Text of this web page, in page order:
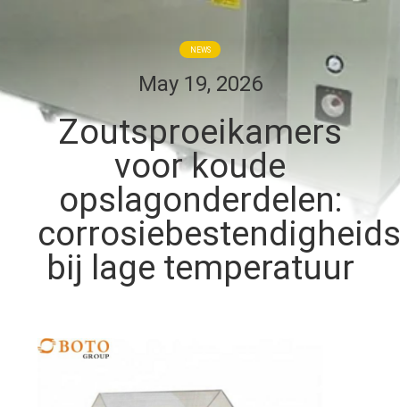
KWALITEITSCONTROLE
CONTACTEER
VERZOEK
OM EEN
SITEMAP
NEWS
May 19, 2026
Zoutsproeikamers
voor koude
opslagonderdelen:
bij lage temperatuur